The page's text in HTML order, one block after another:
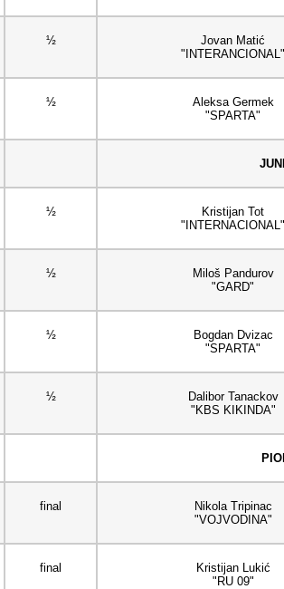
½
Jovan Matić
"INTERANCIONAL"
½
Aleksa Germek
"SPARTA"
½
Kristijan Tot
"INTERNACIONAL"
½
Miloš Pandurov
"GARD"
½
Bogdan Dvizac
"SPARTA"
½
Dalibor Tanackov
"KBS KIKINDA"
final
Nikola Tripinac
"VOJVODINA"
final
Kristijan Lukić
"RU 09"